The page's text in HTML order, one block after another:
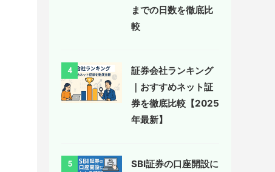
までの日数を徹底比
較
4
証券会社ランキング
｜おすすめネット証
券を徹底比較【2025
年最新】
5
SBI証券の口座開設に